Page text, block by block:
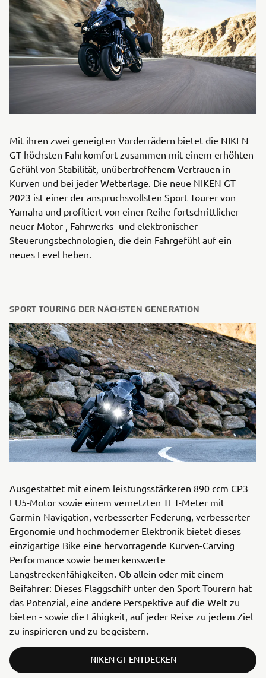
Mit ihren zwei geneigten Vorderrädern bietet die NIKEN
GT höchsten Fahrkomfort zusammen mit einem erhöhten
Gefühl von Stabilität, unübertroffenem Vertrauen in
Kurven und bei jeder Wetterlage. Die neue NIKEN GT
2023 ist einer der anspruchsvollsten Sport Tourer von
Yamaha und profitiert von einer Reihe fortschrittlicher
neuer Motor-, Fahrwerks- und elektronischer
Steuerungstechnologien, die dein Fahrgefühl auf ein
neues Level heben.
SPORT TOURING DER NÄCHSTEN GENERATION
Ausgestattet mit einem leistungsstärkeren 890 ccm CP3
EU5-Motor sowie einem vernetzten TFT-Meter mit
Garmin-Navigation, verbesserter Federung, verbesserter
Ergonomie und hochmoderner Elektronik bietet dieses
einzigartige Bike eine hervorragende Kurven-Carving
Performance sowie bemerkenswerte
Langstreckenfähigkeiten. Ob allein oder mit einem
Beifahrer: Dieses Flaggschiff unter den Sport Tourern hat
das Potenzial, eine andere Perspektive auf die Welt zu
bieten - sowie die Fähigkeit, auf jeder Reise zu jedem Ziel
zu inspirieren und zu begeistern.
NIKEN GT ENTDECKEN